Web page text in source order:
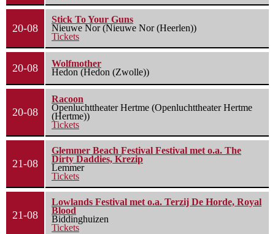
20-08
Stick To Your Guns
Nieuwe Nor (Nieuwe Nor (Heerlen))
Tickets
20-08
Wolfmother
Hedon (Hedon (Zwolle))
20-08
Racoon
Openluchttheater Hertme (Openluchttheater Hertme
(Hertme))
Tickets
21-08
Glemmer Beach Festival Festival met o.a. The
Dirty Daddies, Krezip
Lemmer
Tickets
21-08
Lowlands Festival met o.a. Terzij De Horde, Royal
Blood
Biddinghuizen
Tickets